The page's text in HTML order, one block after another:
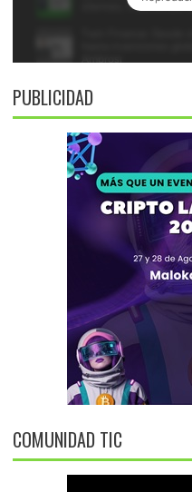
PUBLICIDAD
COMUNIDAD TIC